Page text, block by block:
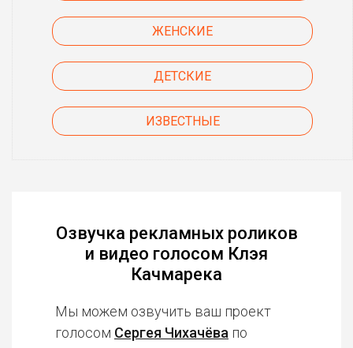
ЖЕНСКИЕ
ДЕТСКИЕ
ИЗВЕСТНЫЕ
Озвучка рекламных роликов
и видео голосом Клэя
Качмарека
Мы можем озвучить ваш проект
голосом Сергея Чихачёва по